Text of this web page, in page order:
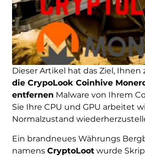
Dieser Artikel hat das Ziel, Ihnen
die CrypoLook Coinhive
entfernen Malware von Ihrem
Sie Ihre CPU und GPU arbeitet
Normalzustand
Ein brandneues Währungs
namens CryptoLootwurde